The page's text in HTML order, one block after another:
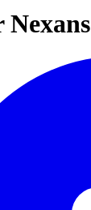
Nexans